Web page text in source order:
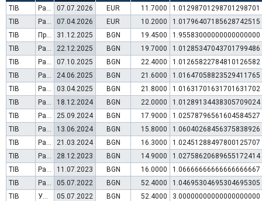
TIB Раздаване на дивидент 07.07.2026 EUR 11.7000
1.01298701298701298701
TIB
Раздаване на дивидент 07.04.2026 EUR 10.2000
1.01796407185628742515
TIB
Преминаване към търговия в Евро 31.12.2025 BGN 19.4500
1.95583000000000000000
TIB
Раздаване на дивидент 22.12.2025 BGN 19.7000
1.01285347043701799486
TIB
Раздаване на дивидент 07.10.2025 BGN 22.4000
1.01265822784810126582
TIB
Раздаване на дивидент 24.06.2025 BGN 21.6000
1.01647058823529411765
TIB
Раздаване на дивидент 03.04.2025 BGN 21.8000
1.01631701631701631702
TIB
Раздаване на дивидент 18.12.2024 BGN 22.0000
1.01289134438305709024
TIB
Раздаване на дивидент 25.09.2024 BGN 17.9000
1.02578796561604584527
TIB
Раздаване на дивидент 13.06.2024 BGN 15.8000
1.06040268456375838926
TIB
Раздаване на дивидент 21.03.2024 BGN 16.3000
1.02451288497800125707
TIB
Раздаване на дивидент 28.12.2023 BGN 14.9000
1.02758620689655172414
TIB
Раздаване на дивидент 11.07.2023 BGN 16.0000
1.06666666666666666667
TIB
Раздаване на дивидент 05.07.2022 BGN 52.4000
1.04695304695304695305
TIB
Увеличение на капитал (резерви) 05.07.2022 BGN 52.4000 3.00000000000000000000